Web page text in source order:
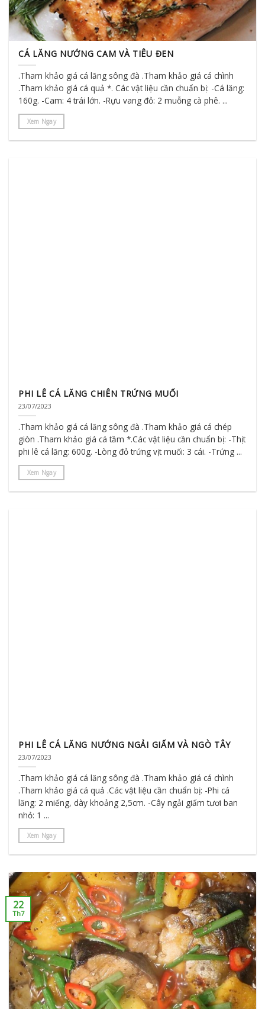
CÁ LĂNG NƯỚNG CAM VÀ TIÊU ĐEN
.Tham khảo giá cá lăng sông đà .Tham khảo giá cá chình
.Tham khảo giá cá quả *. Các vật liệu cần chuẩn bị: -Cá lăng:
160g. -Cam: 4 trái lớn. -Rựu vang đỏ: 2 muỗng cà phê. ...
Xem Ngay
PHI LÊ CÁ LĂNG CHIÊN TRỨNG MUỐI
23/07/2023
.Tham khảo giá cá lăng sông đà .Tham khảo giá cá chép
giòn .Tham khảo giá cá tầm *.Các vật liệu cần chuẩn bị: -Thịt
phi lê cá lăng: 600g. -Lòng đỏ trứng vịt muối: 3 cái. -Trứng ...
Xem Ngay
PHI LÊ CÁ LĂNG NƯỚNG NGẢI GIẤM VÀ NGÒ TÂY
23/07/2023
.Tham khảo giá cá lăng sông đà .Tham khảo giá cá chình
.Tham khảo giá cá quả .Các vật liệu cần chuẩn bị: -Phi cá
lăng: 2 miếng, dày khoảng 2,5cm. -Cây ngải giấm tươi ban
nhỏ: 1 ...
Xem Ngay
22
Th7